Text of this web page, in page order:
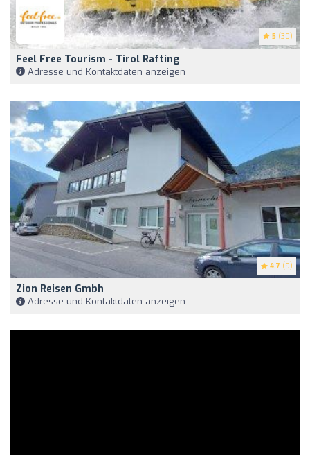
5 (30)
Feel Free Tourism - Tirol Rafting
Adresse und Kontaktdaten anzeigen
4.7 (9)
Zion Reisen Gmbh
Adresse und Kontaktdaten anzeigen